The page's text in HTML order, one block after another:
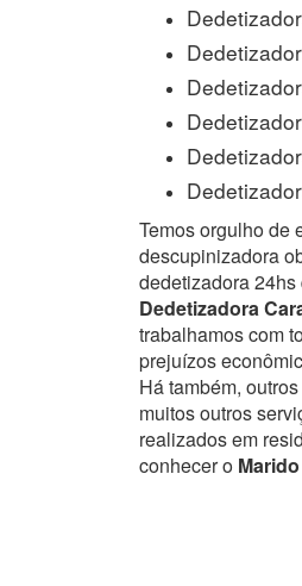
Temos orgulho de
descupinizadora
dedetizadora
Dedetizadora
trabalhamos com
prejuízos
Há também,
muitos outros
realizados em
conhecer o